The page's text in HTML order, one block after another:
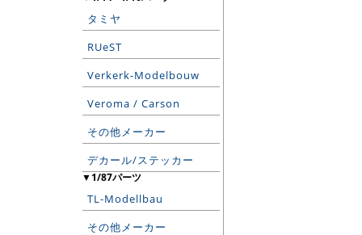
タミヤ
RUeST
Verkerk-Modelbouw
Veroma / Carson
その他メーカー
デカール/ステッカー
▼1/87パーツ
TL-Modellbau
その他メーカー